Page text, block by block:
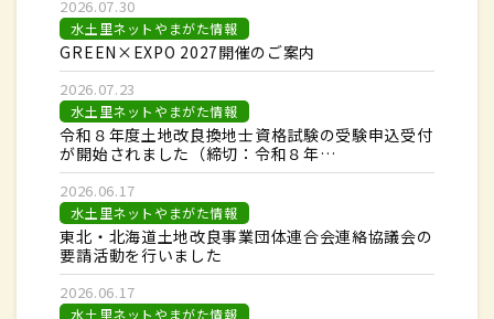
2026.07.30
水土里ネットやまがた情報
GREEN×EXPO 2027開催のご案内
2026.07.23
水土里ネットやまがた情報
令和８年度土地改良換地士資格試験の受験申込受付
が開始されました（締切：令和８年…
2026.06.17
水土里ネットやまがた情報
東北・北海道土地改良事業団体連合会連絡協議会の
要請活動を行いました
2026.06.17
水土里ネットやまがた情報